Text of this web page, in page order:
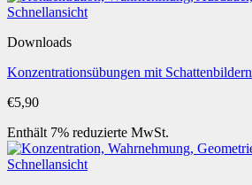
Schnellansicht
Downloads
Konzentrationsübungen mit Schattenbildern
€5,90
Enthält 7% reduzierte MwSt.
Schnellansicht